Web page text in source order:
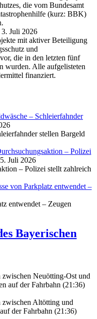
die vom Bundesamt
(kurz: BBK)
3. Juli 2026
mit aktiver Beteiligung
und
die in den letzten fünf
wurden. Alle aufgelisteten
finanziert.
– Schleierfahnder
stellen Bargeld
– Polizei
Juli 2026
– Polizei stellt zahlreich
von Parkplatz entwendet –
entwendet – Zeugen
Bayerischen
Neuötting-Ost und
auf der Fahrbahn (21:36)
zwischen Altötting und
der Fahrbahn (21:36)